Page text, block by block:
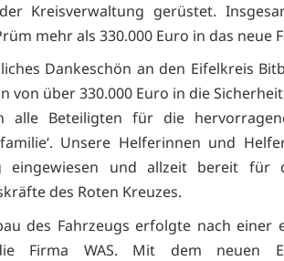
Kreisverwaltung gerüstet.
mehr als 330.000 Euro in das neue
Dankeschön an den Eifelkreis
von über 330.000 Euro in die
alle Beteiligten für die
Unsere Helferinnen und
eingewiesen und allzeit bereit für
des Roten Kreuzes.
des Fahrzeugs erfolgte nach einer
Firma WAS. Mit dem neuen